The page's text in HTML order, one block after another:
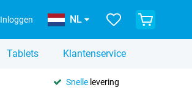
Inloggen NL
Tablets Klantenservice
Snellelevering